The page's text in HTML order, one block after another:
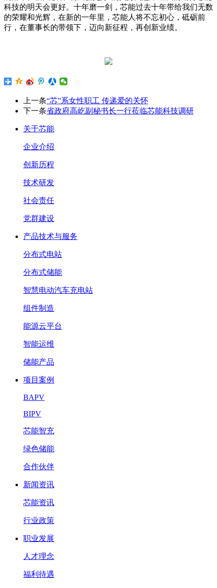
科技的明天会更好。十年磨一剑，芯能过去十年带给我们无数
的荣耀和光辉，在新的一年里，芯能人将不忘初心，砥砺前
行，在董事长的带领下，迈向新征程，再创新业绩。
上一条“芯”系女性职工 传递爱的关怀
下一条省政府高屹副秘书长一行莅临芯能科技调研
关于芯能
企业介绍
创新历程
技术研发
社会责任
党群建设
产品技术与服务
分布式电站
分布式储能
智慧电动汽车充电站
组件制造
能源云平台
智能运维
储能产品
项目案例
BAPV
BIPV
芯能智充
绿色储能
合作伙伴
新闻资讯
芯能资讯
行业政策
职业发展
人才理念
福利待遇